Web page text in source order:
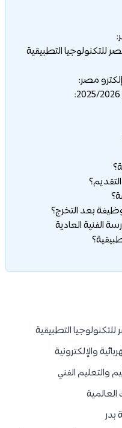
التطبيقية
مصر:
الفنية العادية
التطبيقية
والإلكترونية
والتعليم الفني
بدر